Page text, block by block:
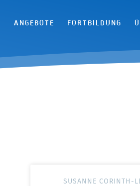
ANGEBOTE FORTBILDUNG
SUSANNE CORINTH-